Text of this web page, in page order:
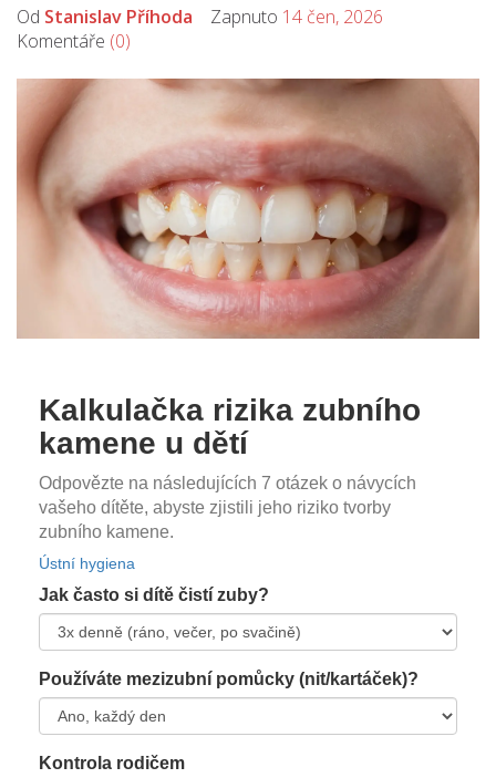
Od Stanislav Příhoda Zapnuto 14 čen, 2026
Komentáře (0)
Kalkulačka rizika zubního
kamene u dětí
Odpovězte na následujících 7 otázek o návycích
vašeho dítěte, abyste zjistili jeho riziko tvorby
zubního kamene.
Ústní hygiena
Jak často si dítě čistí zuby?
Používáte mezizubní pomůcky (nit/kartáček)?
Kontrola rodičem